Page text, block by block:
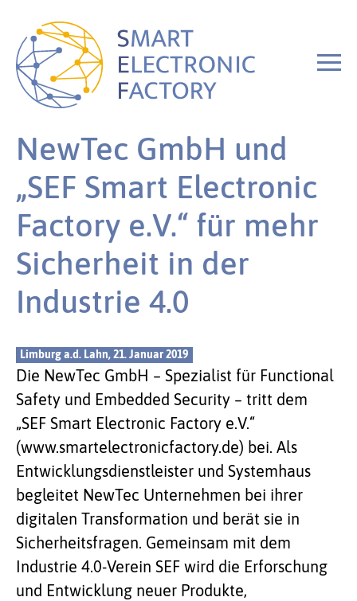
NewTec GmbH und
„SEF Smart Electronic
Factory e.V.“ für mehr
Sicherheit in der
Industrie 4.0
Limburg a.d. Lahn, 21. Januar 2019
Die NewTec GmbH – Spezialist für Functional
Safety und Embedded Security – tritt dem
„SEF Smart Electronic Factory e.V.“
(www.smartelectronicfactory.de) bei. Als
Entwicklungsdienstleister und Systemhaus
begleitet NewTec Unternehmen bei ihrer
digitalen Transformation und berät sie in
Sicherheitsfragen. Gemeinsam mit dem
Industrie 4.0-Verein SEF wird die Erforschung
und Entwicklung neuer Produkte,